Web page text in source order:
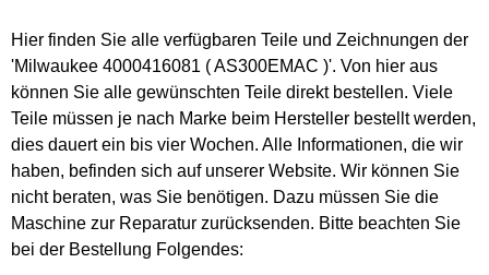
Hier finden Sie alle verfügbaren Teile und Zeichnungen der
'Milwaukee 4000416081 ( AS300EMAC )'. Von hier aus
können Sie alle gewünschten Teile direkt bestellen. Viele
Teile müssen je nach Marke beim Hersteller bestellt werden,
dies dauert ein bis vier Wochen. Alle Informationen, die wir
haben, befinden sich auf unserer Website. Wir können Sie
nicht beraten, was Sie benötigen. Dazu müssen Sie die
Maschine zur Reparatur zurücksenden. Bitte beachten Sie
bei der Bestellung Folgendes: